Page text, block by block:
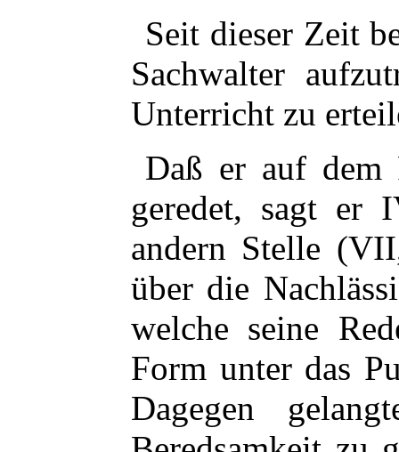
Seit dieser Zeit
Sachwalter
Unterricht zu
Daß er auf dem
geredet, sagt er
andern Stelle
über die
welche seine
Form unter das
Dagegen